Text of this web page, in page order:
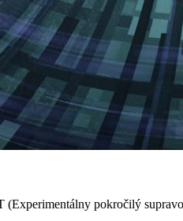
pokročilý